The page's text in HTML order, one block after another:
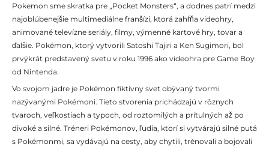
Pokemon sme skratka pre „Pocket Monsters“, a dodnes patrí medzi
najoblúbenejšie multimediálne franšízi, ktorá zahŕňa videohry,
animované televízne seriály, filmy, výmenné kartové hry, tovar a
ďalšie. Pokémon, ktorý vytvorili Satoshi Tajiri a Ken Sugimori, bol
prvýkrát predstavený svetu v roku 1996 ako videohra pre Game Boy
od Nintenda.
Vo svojom jadre je Pokémon fiktívny svet obývaný tvormi
nazývanými Pokémoni. Tieto stvorenia prichádzajú v rôznych
tvaroch, veľkostiach a typoch, od roztomilých a prítulných až po
divoké a silné. Tréneri Pokémonov, ľudia, ktorí si vytvárajú silné putá
s Pokémonmi, sa vydávajú na cesty, aby chytili, trénovali a bojovali